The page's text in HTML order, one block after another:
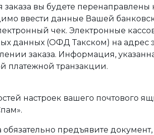
вы будете
ввести данные Вашей
чек. Электронные
данных (ОФД Такском) на адрес
заказа. Информация,
платежной транзакции.
настроек вашего почтового
обязательно предъявите